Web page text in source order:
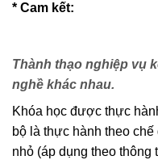
* Cam kết:
Thành thạo nghiệp vụ
nghề khác nhau.
Khóa học được thực
bộ là thực hành theo
nhỏ (áp dụng theo thông